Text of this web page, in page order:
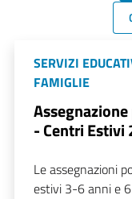
SERVIZI
FAMIGLIE
- Centri Estivi
Le assegnazioni
estivi 3-6 anni e